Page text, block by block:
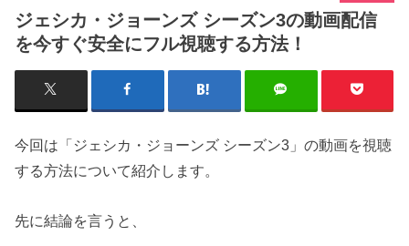
ジェシカ・ジョーンズ シーズン3の動画配信
を今すぐ安全にフル視聴する方法！
今回は「ジェシカ・ジョーンズ シーズン3」の動画を視聴
する方法について紹介します。
先に結論を言うと、